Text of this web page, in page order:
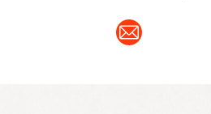
Редакційна політика | Копірайт